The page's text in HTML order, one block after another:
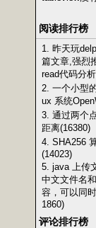
阅读排行榜
1. 昨天玩
篇文章,强烈
read代码分
2. 一个小型
ux 系统
3. 通过两个
距离(16380)
4. SHA256
(14023)
5. java 上传
中文文件名
容，可以同
1860)
评论排行榜